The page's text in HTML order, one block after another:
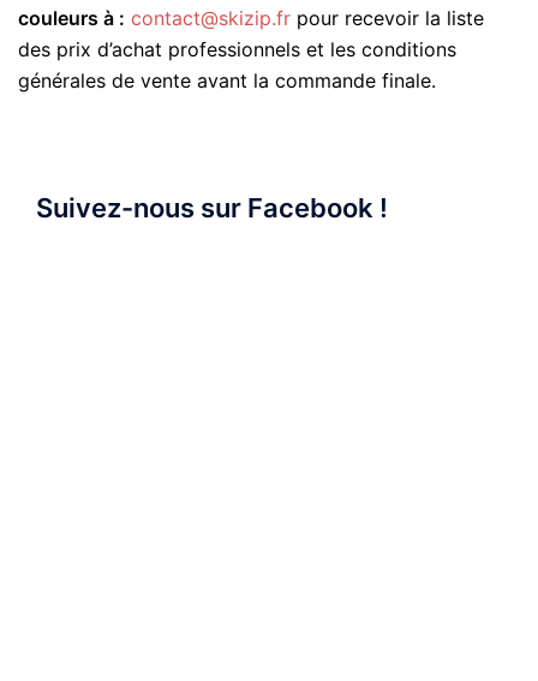
couleurs à : contact@skizip.fr pour recevoir la liste
des prix d’achat professionnels et les conditions
générales de vente avant la commande finale.
Suivez-nous sur Facebook !